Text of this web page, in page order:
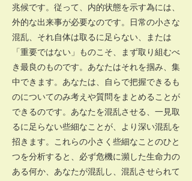
兆候です。従って、内的状態を示す為には、
外的な出来事が必要なのです。日常の小さな
混乱、それ自体は取るに足らない、または
「重要ではない」ものこそ、まず取り組むべ
き最良のものです。あなたはそれを掴み、集
中できます。あなたは、自らで把握できるも
のについてのみ考えや質問をまとめることが
できるのです。あなたを混乱させる、一見取
るに足らない些細なことが、より深い混乱を
招きます。これらの小さく些細なことのひと
つを分析すると、必ず危機に瀕した生命力の
ある何か、あなたが混乱し、混乱させられて